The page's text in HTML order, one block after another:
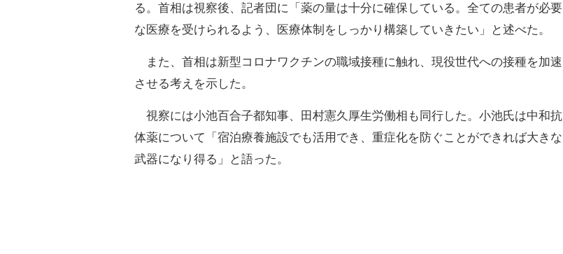
る。首相は視察後、記者団に「薬の量は十分に確保している。全ての患者が必要
な医療を受けられるよう、医療体制をしっかり構築していきたい」と述べた。
また、首相は新型コロナワクチンの職域接種に触れ、現役世代への接種を加速
させる考えを示した。
視察には小池百合子都知事、田村憲久厚生労働相も同行した。小池氏は中和抗
体薬について「宿泊療養施設でも活用でき、重症化を防ぐことができれば大きな
武器になり得る」と語った。